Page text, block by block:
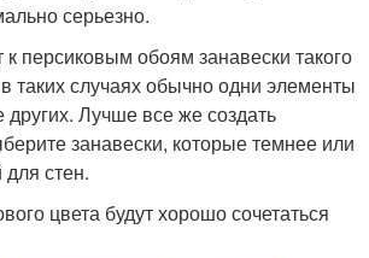
серьезно.
персиковым обоям занавески такого
таких случаях обычно одни элементы
Лучше все же создать
занавески, которые темнее или
стен.
цвета будут хорошо сочетаться